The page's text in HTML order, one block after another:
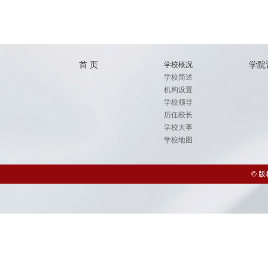
首 页
学校概况
学校简述
机构设置
学校领导
历任校长
学校大事
学校地图
学院
© 版